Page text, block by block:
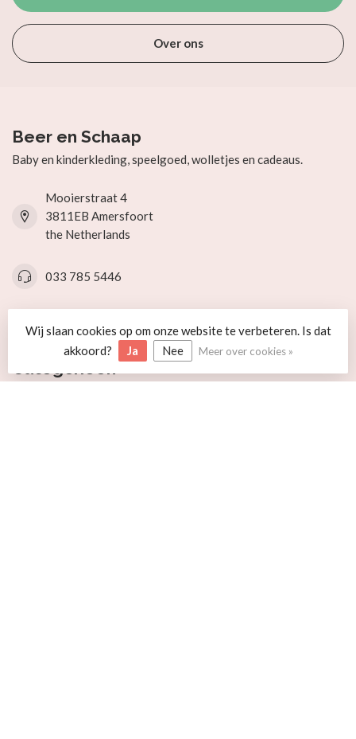
Over ons
Beer en Schaap
Baby en kinderkleding, speelgoed, wolletjes en cadeaus.
Mooierstraat 4
3811EB Amersfoort
the Netherlands
033 785 5446
Categorieën
Wij slaan cookies op om onze website te verbeteren. Is dat
akkoord?
Ja Nee Meer over cookies »